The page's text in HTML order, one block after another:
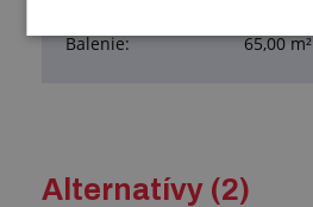
Balenie:
65,00 m²
Alternatívy (2)